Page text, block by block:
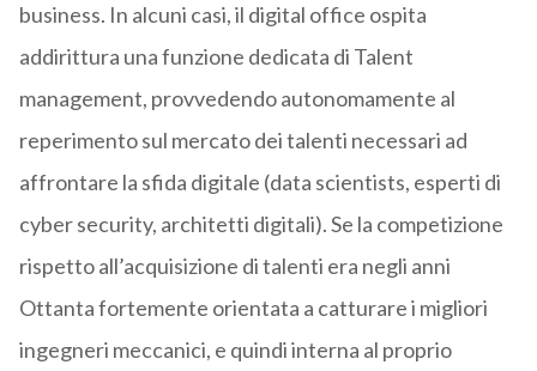
business. In alcuni casi, il digital office ospita
addirittura una funzione dedicata di Talent
management, provvedendo autonomamente al
reperimento sul mercato dei talenti necessari ad
affrontare la sfida digitale (data scientists, esperti di
cyber security, architetti digitali). Se la competizione
rispetto all’acquisizione di talenti era negli anni
Ottanta fortemente orientata a catturare i migliori
ingegneri meccanici, e quindi interna al proprio